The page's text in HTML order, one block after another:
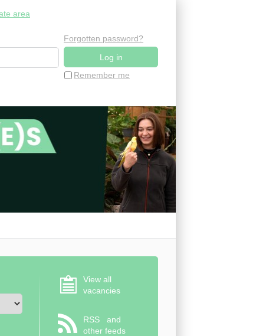
Remember me
Forgotten password?
area
View all
vacancies
RSS
and
other feeds